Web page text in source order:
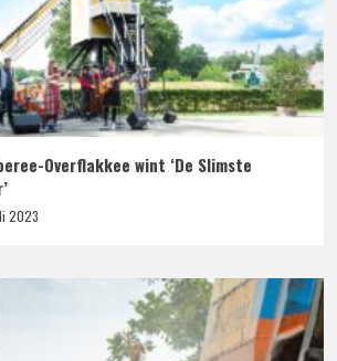
Overflakkee wint ‘De Slimste
2023